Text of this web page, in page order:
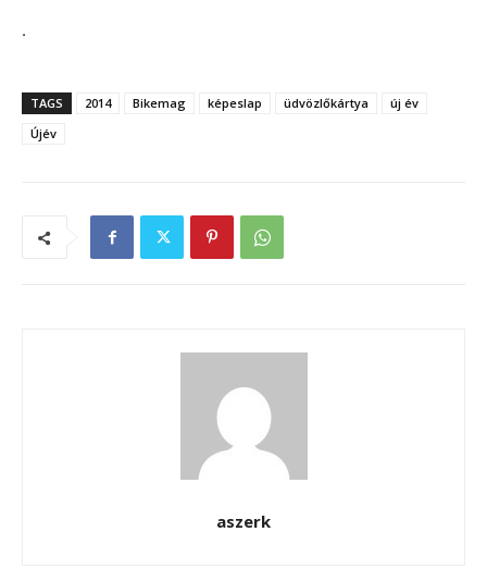
.
TAGS 2014 Bikemag képeslap üdvözlőkártya
új év
Újév
aszerk